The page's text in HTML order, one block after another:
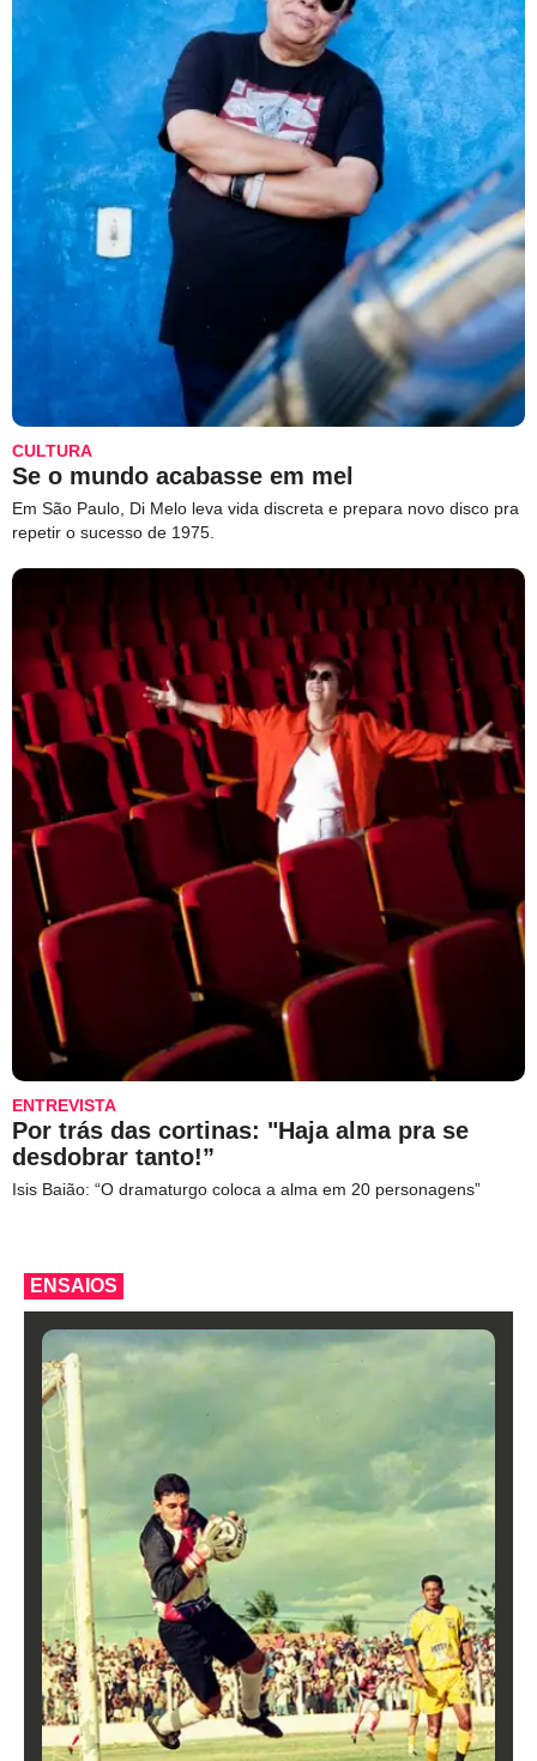
CULTURA
Se o mundo acabasse em mel
Em São Paulo, Di Melo leva vida discreta e prepara novo disco pra
repetir o sucesso de 1975.
ENTREVISTA
Por trás das cortinas: "Haja alma pra se
desdobrar tanto!”
Isis Baião: “O dramaturgo coloca a alma em 20 personagens”
ENSAIOS